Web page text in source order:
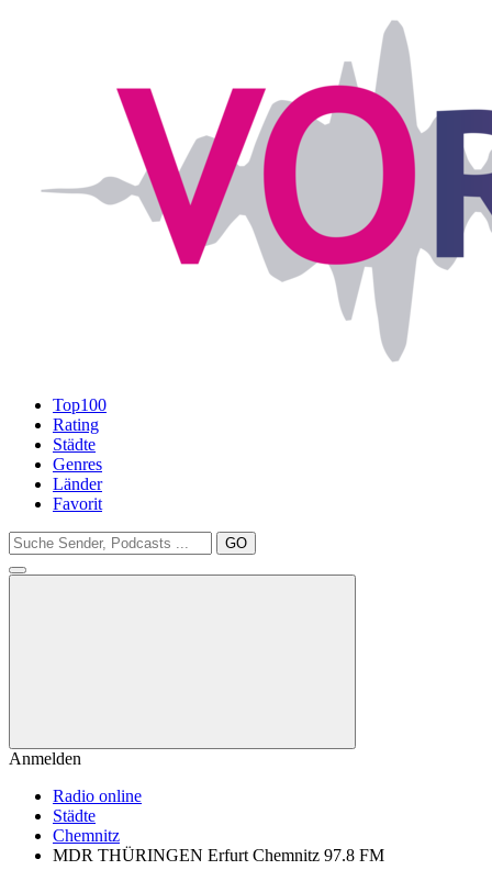
Top100
Rating
Städte
Genres
Länder
Favorit
GO
Anmelden
Radio online
Städte
Chemnitz
MDR THÜRINGEN Erfurt Chemnitz 97.8 FM